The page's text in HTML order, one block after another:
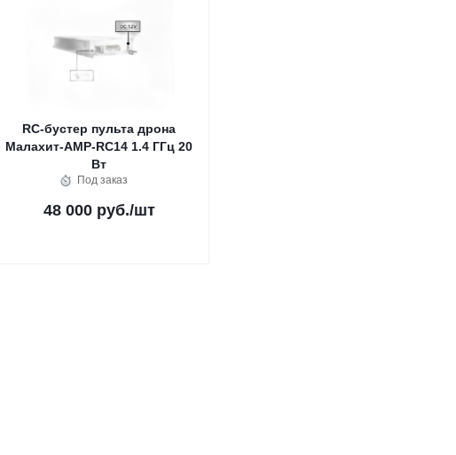
RC-бустер пульта дрона
Малахит-AMP-RC14 1.4 ГГц 20
Вт
Под заказ
48 000 руб./шт